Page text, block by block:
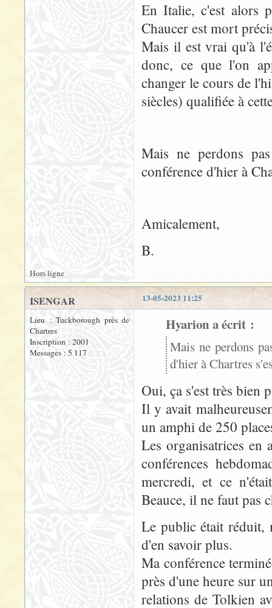
En Italie, c'est alors
Chaucer est mort
Mais il est vrai qu'à
donc, ce que l'on
changer le cours de
siècles) qualifiée à
Mais ne perdons
conférence d'hier à
Amicalement,
B.
Hors ligne
13-05-2023 11:25
ISENGAR
Lieu : Tuckborough près de
Chartres
Inscription : 2001
Messages : 5 117
Hyarion a écrit :
Mais ne perdons
d'hier à Chartres
Oui, ça s'est très bien
Il y avait
un amphi de 250
Les organisatrices en
conférences
mercredi, et ce
Beauce, il ne faut pas
Le public était réduit,
d'en savoir plus.
Ma conférence
près d'une heure sur
relations de Tolkien